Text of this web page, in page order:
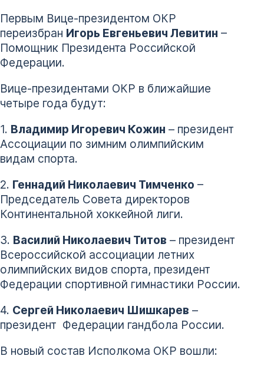
Первым Вице-президентом ОКР
переизбран Игорь Евгеньевич Левитин –
Помощник Президента Российской
Федерации.
Вице-президентами ОКР в ближайшие
четыре года будут:
1. Владимир Игоревич Кожин – президент
Ассоциации по зимним олимпийским
видам спорта.
2. Геннадий Николаевич Тимченко –
Председатель Совета директоров
Континентальной хоккейной лиги.
3. Василий Николаевич Титов – президент
Всероссийской ассоциации летних
олимпийских видов спорта, президент
Федерации спортивной гимнастики России.
4. Сергей Николаевич Шишкарев –
президент Федерации гандбола России.
В новый состав Исполкома ОКР вошли: